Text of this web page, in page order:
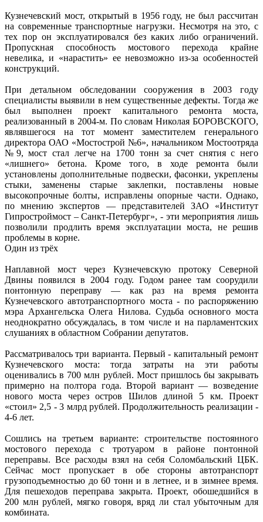
Кузнечевский мост, открытый в 1956 году, не был рассчитан
на современные транспортные нагрузки. Несмотря на это, с
тех пор он эксплуатировался без каких либо ограничений.
Пропускная способность мостового перехода крайне
невелика, и «нарастить» ее невозможно из-за особенностей
конструкций.
При детальном обследовании сооружения в 2003 году
специалисты выявили в нем существенные дефекты. Тогда же
был выполнен проект капитального ремонта моста,
реализованный в 2004-м. По словам Николая БОРОВСКОГО,
являвшегося на тот момент заместителем генерального
директора ОАО «Мостострой №6», начальником Мостоотряда
№9, мост стал легче на 1700 тонн за счет снятия с него
«лишнего» бетона. Кроме того, в ходе ремонта были
установлены дополнительные подвески, фасонки, укреплены
стыки, заменены старые заклепки, поставлены новые
высокопрочные болты, исправлены опорные части. Однако,
по мнению экспертов — представителей ЗАО «Институт
Гипростроймост – Санкт-Петербург», - эти мероприятия лишь
позволили продлить время эксплуатации моста, не решив
проблемы в корне.
Один из трёх
Наплавной мост через Кузнечевскую протоку Северной
Двины появился в 2004 году. Годом ранее там соорудили
понтонную переправу — как раз на время ремонта
Кузнечевского автотранспортного моста - по распоряжению
мэра Архангельска Олега Нилова. Судьба основного моста
неоднократно обсуждалась, в том числе и на парламентских
слушаниях в областном Собрании депутатов.
Рассматривалось три варианта. Первый - капитальный ремонт
Кузнечевского моста: тогда затраты на эти работы
оценивались в 700 млн рублей. Мост пришлось бы закрывать
примерно на полтора года. Второй вариант — возведение
нового моста через остров Шилов длиной 5 км. Проект
«стоил» 2,5 - 3 млрд рублей. Продолжительность реализации -
4-6 лет.
Сошлись на третьем варианте: строительстве постоянного
мостового перехода с тротуаром в районе понтонной
переправы. Все расходы взял на себя Соломбальский ЦБК.
Сейчас мост пропускает в обе стороны автотранспорт
грузоподъемностью до 60 тонн и в летнее, и в зимнее время.
Для пешеходов переправа закрыта. Проект, обошедшийся в
200 млн рублей, мягко говоря, вряд ли стал убыточным для
комбината.